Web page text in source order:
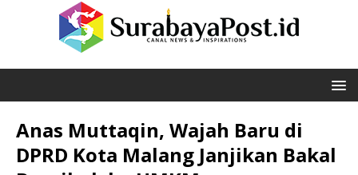
Anas Muttaqin, Wajah Baru di
DPRD Kota Malang Janjikan Bakal